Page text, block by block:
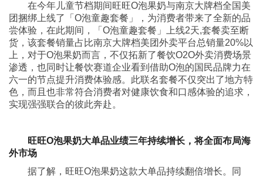
在今年儿童节档期间旺旺O泡果奶与南京大牌档全国美
团捆绑上线了「O泡童趣套餐」，为消费者带来了全新的品
尝体验，在此期间，「O泡童趣套餐」上线2天,套餐卖至断
货，该套餐销量占比南京大牌档美团外卖平台总销量20%以
上，对于O泡果奶而言，不仅拓新了餐饮O2O外卖消费场景
渗透，也同时让餐饮赛道企业看到借助O泡的国民品牌力在
六一的节点提升消费体验感。此联名套餐不仅突出了地方特
色，而且也非常符合消费者对健康饮食和口感体验的追求，
实现强强联合的彼此奔赴。
旺旺O泡果奶大单品业绩三年持续增长，将全面布局海
外市场
据了解，旺旺O泡果奶这款大单品持续翻倍增长。同